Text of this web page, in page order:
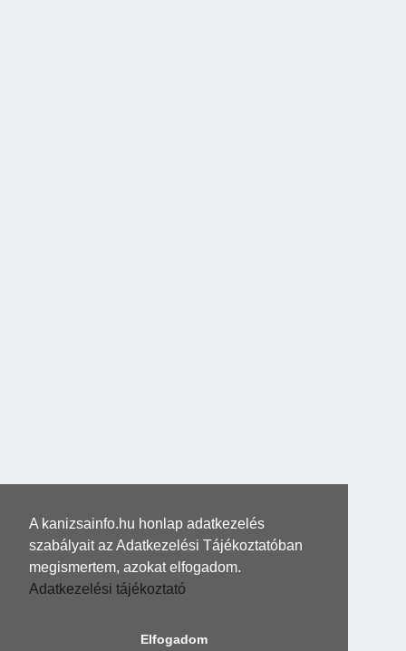
A kanizsainfo.hu honlap adatkezelés
szabályait az Adatkezelési Tájékoztatóban
megismertem, azokat elfogadom.
Adatkezelési tájékoztató
Elfogadom